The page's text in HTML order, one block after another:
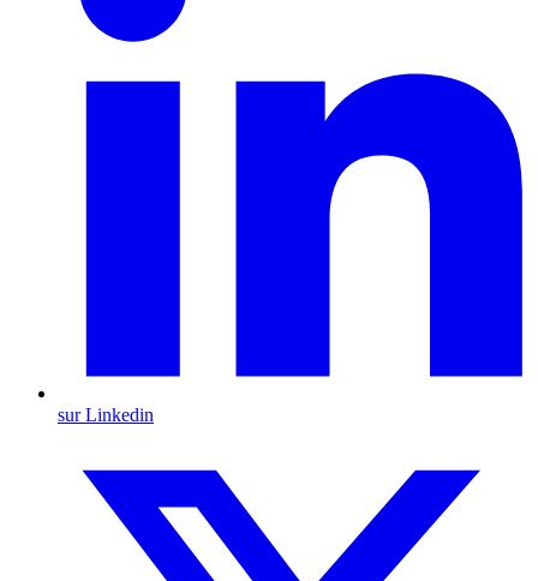
sur Linkedin